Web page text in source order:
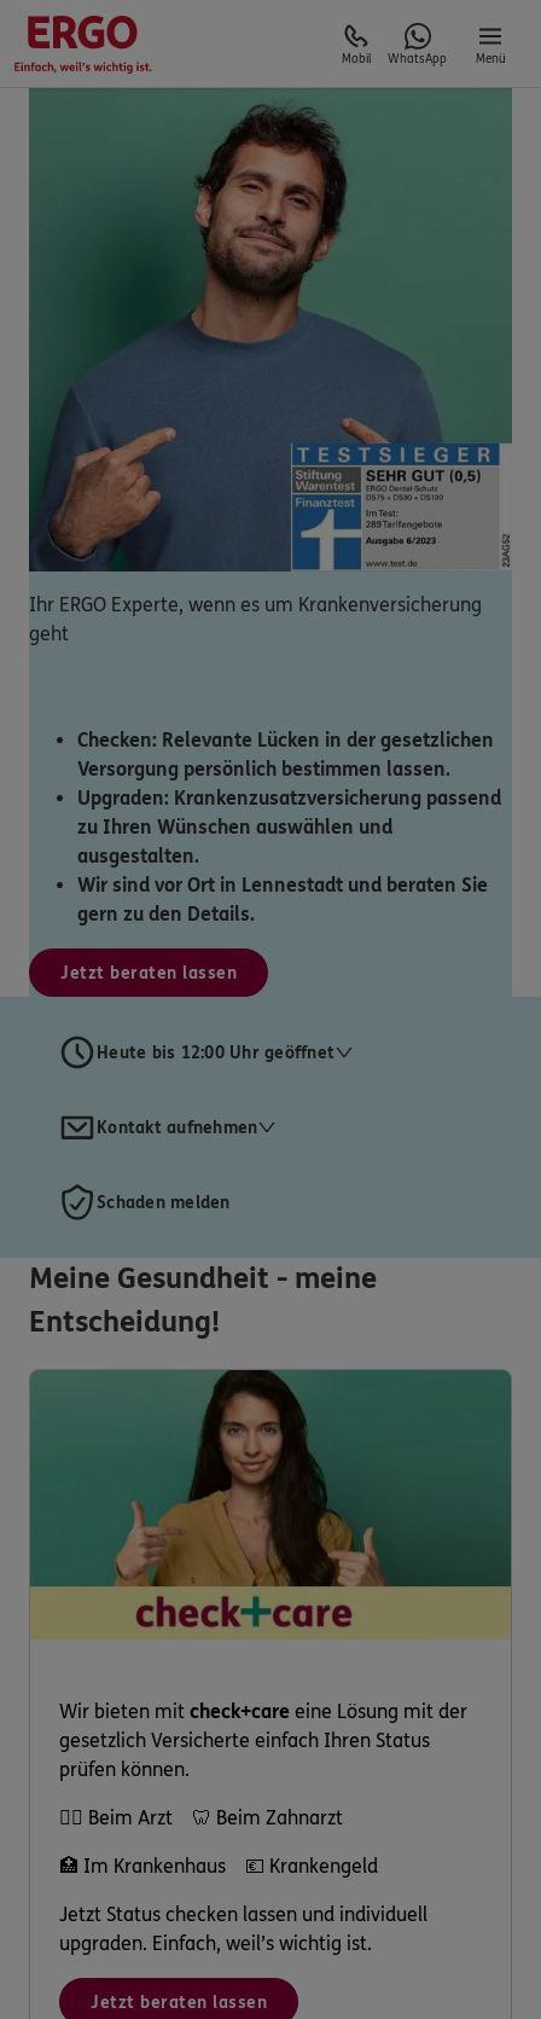
Mobil WhatsApp Menü
Ihr ERGO Experte, wenn es um Krankenversicherung
geht
Checken: Relevante Lücken in der gesetzlichen
Versorgung persönlich bestimmen lassen.
Upgraden: Krankenzusatzversicherung passend
zu Ihren Wünschen auswählen und
ausgestalten.
Wir sind vor Ort in Lennestadt und beraten Sie
gern zu den Details.
Jetzt beraten lassen
Heute bis 12:00 Uhr geöffnet
Kontakt aufnehmen
Schaden melden
Meine Gesundheit - meine
Entscheidung!
Wir bieten mit check+care eine Lösung mit der
gesetzlich Versicherte einfach Ihren Status
prüfen können.
👩‍⚕️ Beim Arzt 🦷 Beim Zahnarzt
🏥 Im Krankenhaus 💶 Krankengeld
Jetzt Status checken lassen und individuell
upgraden. Einfach, weil’s wichtig ist.
Jetzt beraten lassen